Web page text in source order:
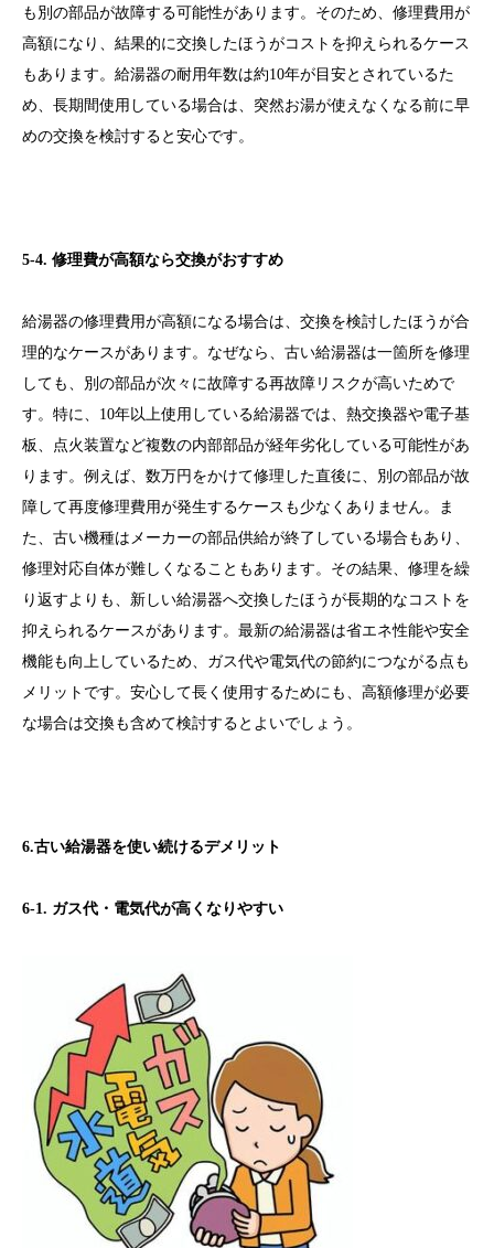
も別の部品が故障する可能性があります。そのため、修理費用が
高額になり、結果的に交換したほうがコストを抑えられるケース
もあります。給湯器の耐用年数は約10年が目安とされているた
め、長期間使用している場合は、突然お湯が使えなくなる前に早
めの交換を検討すると安心です。
5-4. 修理費が高額なら交換がおすすめ
給湯器の修理費用が高額になる場合は、交換を検討したほうが合
理的なケースがあります。なぜなら、古い給湯器は一箇所を修理
しても、別の部品が次々に故障する再故障リスクが高いためで
す。特に、10年以上使用している給湯器では、熱交換器や電子基
板、点火装置など複数の内部部品が経年劣化している可能性があ
ります。例えば、数万円をかけて修理した直後に、別の部品が故
障して再度修理費用が発生するケースも少なくありません。ま
た、古い機種はメーカーの部品供給が終了している場合もあり、
修理対応自体が難しくなることもあります。その結果、修理を繰
り返すよりも、新しい給湯器へ交換したほうが長期的なコストを
抑えられるケースがあります。最新の給湯器は省エネ性能や安全
機能も向上しているため、ガス代や電気代の節約につながる点も
メリットです。安心して長く使用するためにも、高額修理が必要
な場合は交換も含めて検討するとよいでしょう。
6.古い給湯器を使い続けるデメリット
6-1. ガス代・電気代が高くなりやすい